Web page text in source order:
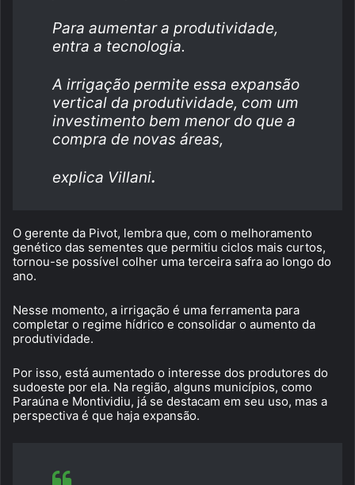
Para aumentar a produtividade,
entra a tecnologia.
A irrigação permite essa expansão
vertical da produtividade, com um
investimento bem menor do que a
compra de novas áreas,
explica Villani.
O gerente da Pivot, lembra que, com o melhoramento
genético das sementes que permitiu ciclos mais curtos,
tornou-se possível colher uma terceira safra ao longo do
ano.
Nesse momento, a irrigação é uma ferramenta para
completar o regime hídrico e consolidar o aumento da
produtividade.
Por isso, está aumentado o interesse dos produtores do
sudoeste por ela. Na região, alguns municípios, como
Paraúna e Montividiu, já se destacam em seu uso, mas a
perspectiva é que haja expansão.